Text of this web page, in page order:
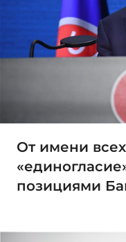
От имени
позициями